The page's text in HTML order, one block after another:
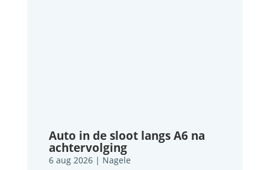
Auto in de sloot langs A6 na
achtervolging
6 aug 2026| Nagele